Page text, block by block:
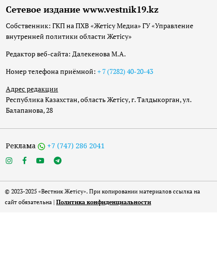
Сетевое издание www.vestnik19.kz
Собственник: ГКП на ПХВ «Жетісу Медиа» ГУ «Управление
внутренней политики области Жетісу»
Редактор веб-сайта: Далекенова М.А.
Номер телефона приёмной: + 7 (7282) 40-20-43
Адрес редакции
Республика Казахстан, область Жетісу, г. Талдыкорган, ул.
Балапанова, 28
Реклама +7 (747) 286 2041
© 2023-2025 «Вестник Жетісу». При копировании материалов ссылка на
сайт обязательна | Политика конфиденциальности